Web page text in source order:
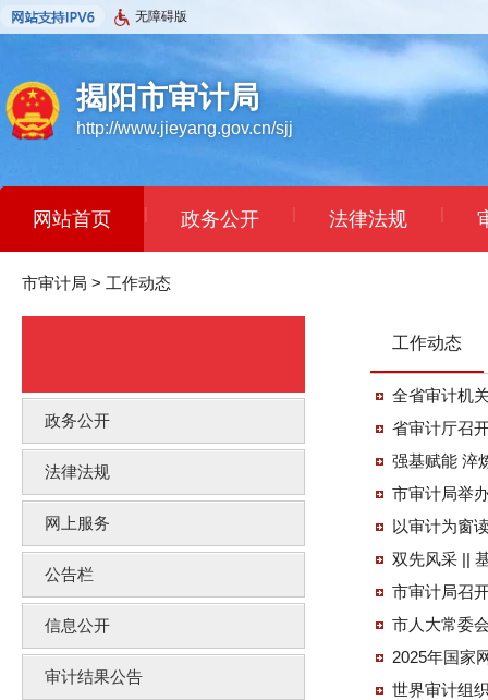
无障碍版
揭阳市审计局
http://www.jieyang.gov.cn/sjj
网站首页 | 政务公开 | 法律法规 |
市审计局 > 工作动态
政务公开
法律法规
网上服务
公告栏
信息公开
审计结果公告
工作动态
全省审计机
省审计厅召
强基赋能 淬
市审计局举
以审计为窗
双先风采 ||
市审计局召
市人大常委
2025年国家
世界审计组